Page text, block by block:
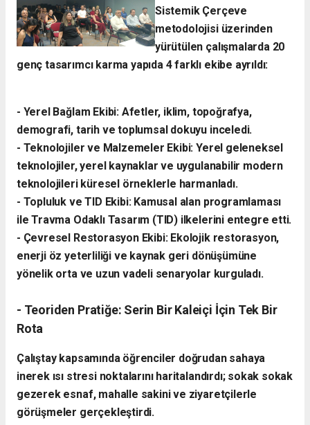
Sistemik Çerçeve
metodolojisi üzerinden
yürütülen çalışmalarda 20
genç tasarımcı karma yapıda 4 farklı ekibe ayrıldı:
- ​Yerel Bağlam Ekibi: Afetler, iklim, topoğrafya,
demografi, tarih ve toplumsal dokuyu inceledi.
- ​Teknolojiler ve Malzemeler Ekibi: Yerel geleneksel
teknolojiler, yerel kaynaklar ve uygulanabilir modern
teknolojileri küresel örneklerle harmanladı.
​- Topluluk ve TID Ekibi: Kamusal alan programlaması
ile Travma Odaklı Tasarım (TID) ilkelerini entegre etti.
- ​Çevresel Restorasyon Ekibi: Ekolojik restorasyon,
enerji öz yeterliliği ve kaynak geri dönüşümüne
yönelik orta ve uzun vadeli senaryolar kurguladı.
- ​Teoriden Pratiğe: Serin Bir Kaleiçi İçin Tek Bir
Rota
​Çalıştay kapsamında öğrenciler doğrudan sahaya
inerek ısı stresi noktalarını haritalandırdı; sokak sokak
gezerek esnaf, mahalle sakini ve ziyaretçilerle
görüşmeler gerçekleştirdi.